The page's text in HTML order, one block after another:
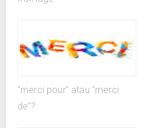
“merci pour” atau “merci
de”?